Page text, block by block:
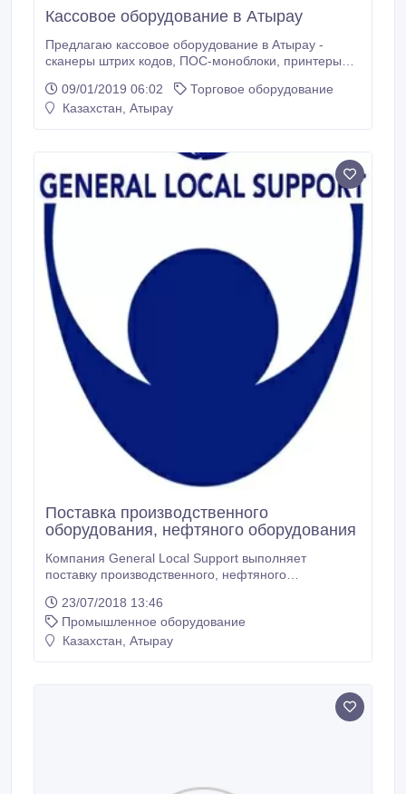
Кассовое оборудование в Атырау
Предлагаю кассовое оборудование в Атырау -
сканеры штрих кодов, ПОС-моноблоки, принтеры
Доставка со склада в Алматы...
09/01/2019 06:02
Торговое оборудование
Казахстан, Атырау
Поставка производственного
оборудования, нефтяного оборудования
Компания General Local Support выполняет
поставку производственного, нефтяного
и кондицирования в г.Атырау и Атырауской области.
23/07/2018 13:46
Промышленное оборудование
Казахстан, Атырау